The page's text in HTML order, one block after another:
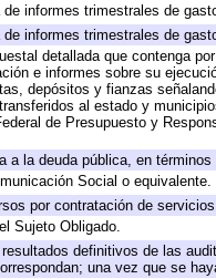
informes trimestrales de
informes trimestrales de
detallada que contenga
e informes sobre su
depósitos y fianzas
al estado y
de Presupuesto y
a la deuda pública, en
Social o equivalente.
por contratación de
Sujeto Obligado.
definitivos de las
una vez que se